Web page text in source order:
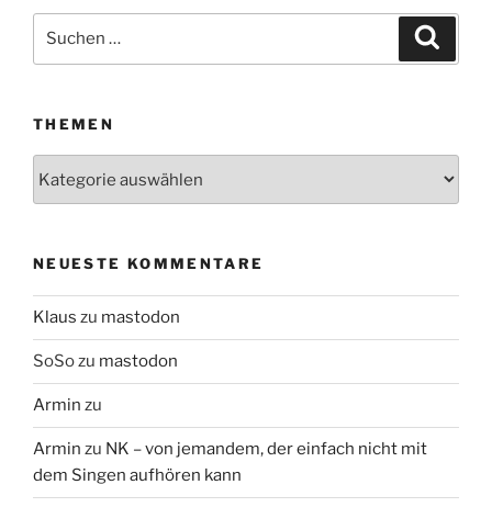
Suchen
THEMEN
NEUESTE KOMMENTARE
Klaus zu mastodon
SoSozu mastodon
Armin zu
Armin zu NK – von jemandem, der einfach nicht mit
dem Singen aufhören kann